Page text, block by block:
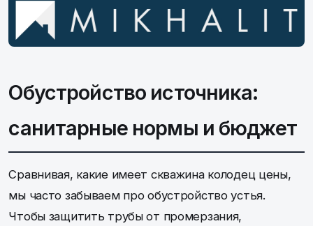
Обустройство источника:
санитарные нормы и бюджет
Сравнивая, какие имеет скважина колодец цены,
мы часто забываем про обустройство устья.
Чтобы защитить трубы от промерзания,